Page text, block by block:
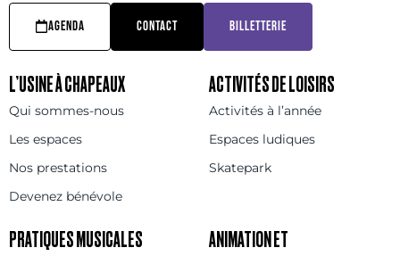
AGENDA CONTACT BILLETTERIE
L’USINE À CHAPEAUX
Qui sommes-nous
Les espaces
Nos prestations
Devenez bénévole
ACTIVITÉS DE LOISIRS
Activités à l’année
Espaces ludiques
Skatepark
PRATIQUES MUSICALES
ANIMATION ET